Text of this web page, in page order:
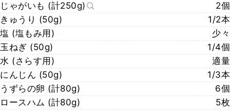
じゃがいも (計250g)
2個
きゅうり (50g)
1/2本
塩 (塩もみ用)
少々
玉ねぎ (50g)
1/4個
水 (さらす用)
適量
にんじん (50g)
1/3本
うずらの卵 (計80g)
6個
ロースハム (計80g)
5枚